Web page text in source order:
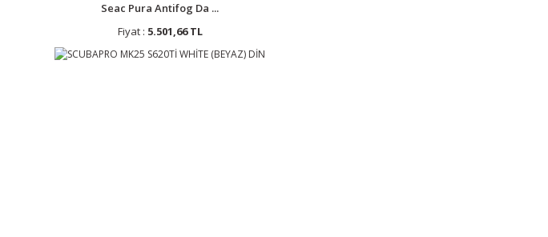
Seac Pura Antifog Da ...
Fiyat : 5.501,66 TL